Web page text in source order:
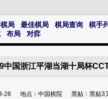
局 最佳棋局 棋局查询 棋手
布局 对弈
中国浙江平湖当湖十局杯
28 地点：中国棋院 黑贴：黑